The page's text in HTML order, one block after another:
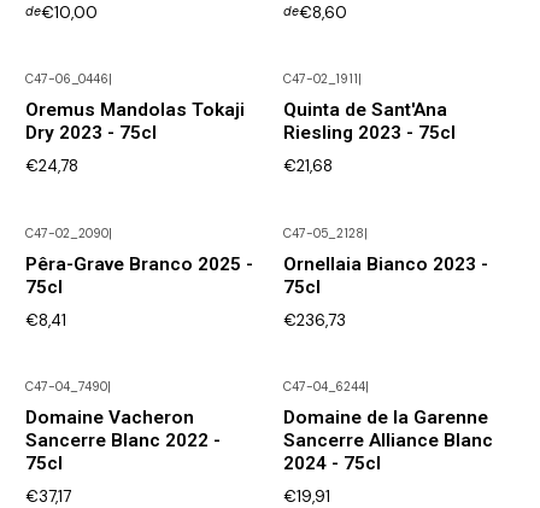
de€10,00 de€8,60
C47-06_0446
Oremus Mandolas Tokaji
Dry 2023 - 75cl
€24,78
C47-02_1911
Quinta de Sant'Ana
Riesling 2023 - 75cl
€21,68
C47-02_2090|
Pêra-Grave Branco 2025 -
75cl
€8,41
C47-05_2128|
Ornellaia Bianco 2023 -
75cl
€236,73
C47-04_7490
Domaine Vacheron
Sancerre Blanc 2022 -
75cl
€37,17
C47-04_6244|
Domaine de la Garenne
Sancerre Alliance Blanc
2024 - 75cl
€19,91